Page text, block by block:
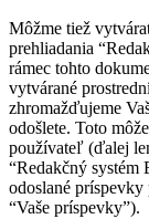
Môžme tiež
prehliadania
rámec tohto
vytvárané
zhromažďujeme
odošlete. Toto
používateľ (ďalej
“Redakčný systém
odoslané príspevky
“Vaše príspevky”).